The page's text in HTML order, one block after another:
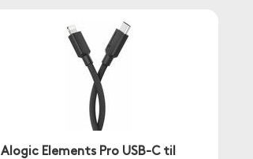
Alogic Elements Pro USB-C til